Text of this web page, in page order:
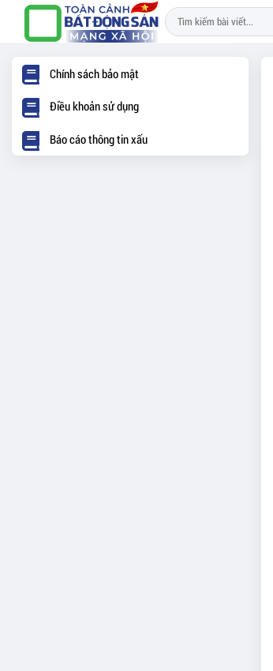
Chính sách bảo mật
Điều khoản sử dụng
Báo cáo thông tin xấu